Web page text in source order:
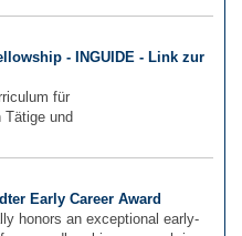
- INGUIDE - Link zur
für
Tätige und
Early Career Award
honors an exceptional early-